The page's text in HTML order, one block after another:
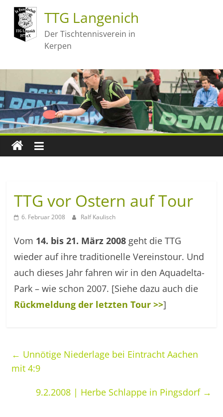
TTG Langenich
Der Tischtennisverein in
Kerpen
TTG vor Ostern auf Tour
6. Februar 2008 Ralf Kaulisch
Vom 14. bis 21. März 2008 geht die TTG
wieder auf ihre traditionelle Vereinstour. Und
auch dieses Jahr fahren wir in den Aquadelta-
Park – wie schon 2007. [Siehe dazu auch die
Rückmeldung der letzten Tour >>]
← Unnötige Niederlage bei Eintracht Aachen
mit 4:9
9.2.2008 | Herbe Schlappe in Pingsdorf →